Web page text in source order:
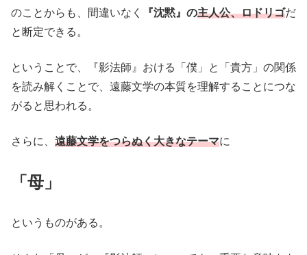
のことからも、間違いなく
『沈黙』の主人公、ロドリゴだ
と断定できる。
ということで、『影法師』おける「僕」と「貴方」の関係
を読み解くことで、遠藤文学の本質を理解することにつな
がると思われる。
さらに、 遠藤文学をつらぬく大きなテーマに
「母」
というものがある。